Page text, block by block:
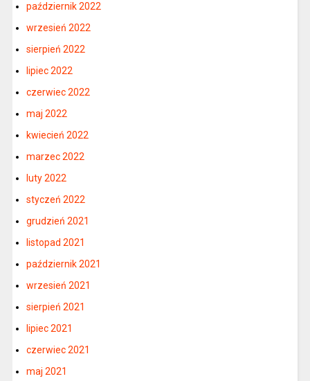
październik 2022
wrzesień 2022
sierpień 2022
lipiec 2022
czerwiec 2022
maj 2022
kwiecień 2022
marzec 2022
luty 2022
styczeń 2022
grudzień 2021
listopad 2021
październik 2021
wrzesień 2021
sierpień 2021
lipiec 2021
czerwiec 2021
maj 2021